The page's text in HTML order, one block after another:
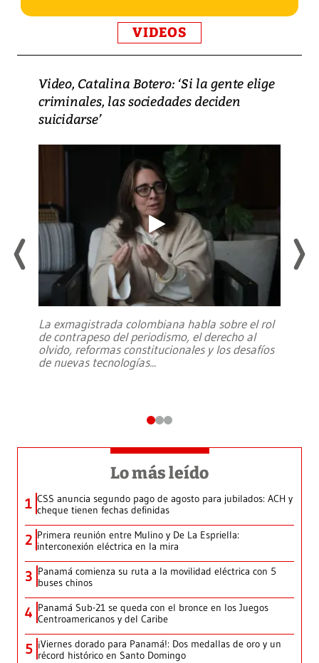
VIDEOS
Video, Catalina Botero: ‘Si la gente elige
criminales, las sociedades deciden
suicidarse’
La exmagistrada colombiana habla sobre el rol
de contrapeso del periodismo, el derecho al
olvido, reformas constitucionales y los desafíos
de nuevas tecnologías...
Lo más leído
1 CSS anuncia segundo pago de agosto para jubilados: ACH y
cheque tienen fechas definidas
2 Primera reunión entre Mulino y De La Espriella:
interconexión eléctrica en la mira
3 Panamá comienza su ruta a la movilidad eléctrica con 5
buses chinos
4 Panamá Sub-21 se queda con el bronce en los Juegos
Centroamericanos y del Caribe
5 ¡Viernes dorado para Panamá!: Dos medallas de oro y un
récord histórico en Santo Domingo